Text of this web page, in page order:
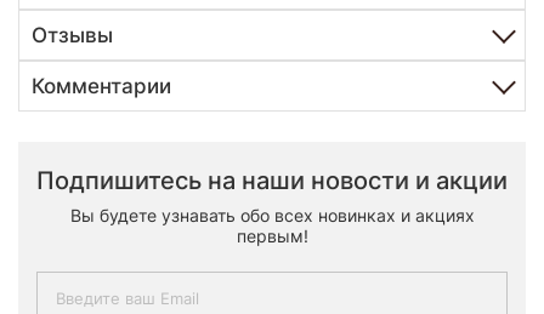
Отзывы
Комментарии
Подпишитесь на наши новости и акции
Вы будете узнавать обо всех новинках и акциях
первым!